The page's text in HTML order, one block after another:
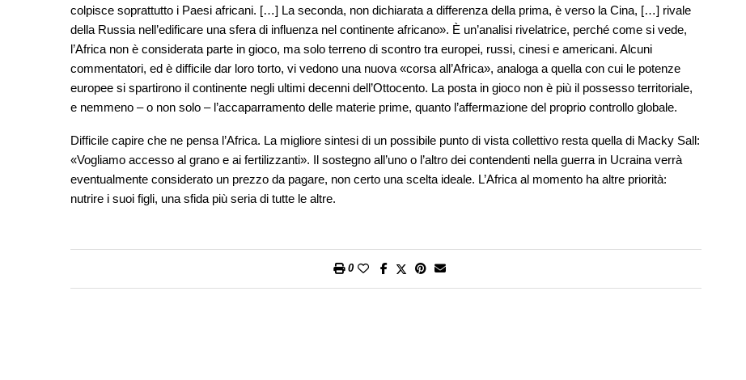
colpisce soprattutto i Paesi africani. […] La seconda, non dichiarata a differenza della prima, è verso la Cina, […] rivale
della Russia nell’edificare una sfera di influenza nel continente africano». È un’analisi rivelatrice, perché come si vede,
l’Africa non è considerata parte in gioco, ma solo terreno di scontro tra europei, russi, cinesi e americani. Alcuni
commentatori, ed è difficile dar loro torto, vi vedono una nuova «corsa all’Africa», analoga a quella con cui le potenze
europee si spartirono il continente negli ultimi decenni dell’Ottocento. La posta in gioco non è più il possesso territoriale,
e nemmeno – o non solo – l’accaparramento delle materie prime, quanto l’affermazione del proprio controllo globale.
Difficile capire che ne pensa l’Africa. La migliore sintesi di un possibile punto di vista collettivo resta quella di Macky Sall:
«Vogliamo accesso al grano e ai fertilizzanti». Il sostegno all’uno o l’altro dei contendenti nella guerra in Ucraina verrà
eventualmente considerato un prezzo da pagare, non certo una scelta ideale. L’Africa al momento ha altre priorità:
nutrire i suoi figli, una sfida più seria di tutte le altre.
0